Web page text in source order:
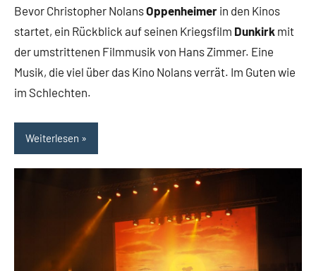
Bevor Christopher NolansOppenheimer in den Kinos
startet, ein Rückblick auf seinen Kriegsfilm Dunkirk mit
der umstrittenen Filmmusik von Hans Zimmer. Eine
Musik, die viel über das Kino Nolans verrät. Im Guten wie
im Schlechten.
Weiterlesen